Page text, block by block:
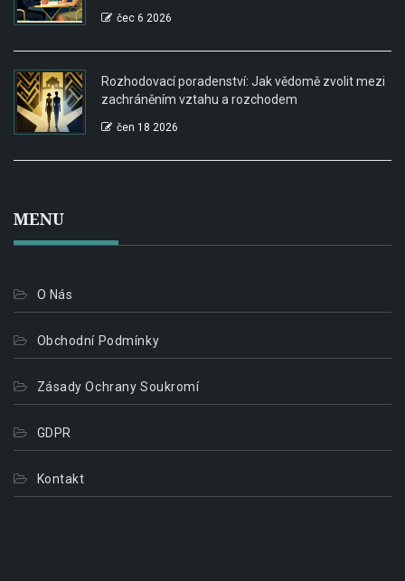
čec 6 2026
Rozhodovací poradenství: Jak vědomě zvolit mezi
zachráněním vztahu a rozchodem
čen 18 2026
MENU
O Nás
Obchodní Podmínky
Zásady Ochrany Soukromí
GDPR
Kontakt